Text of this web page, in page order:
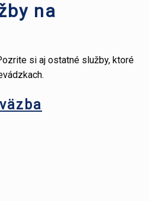
na
si aj ostatné služby, ktoré